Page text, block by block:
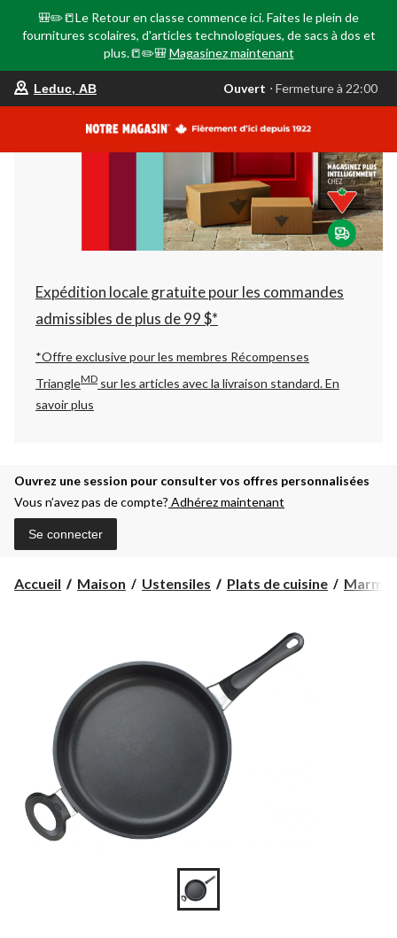
🎒✏️📒Le Retour en classe commence ici. Faites le plein de
fournitures scolaires, d'articles technologiques, de sacs à dos et
plus.📒✏️🎒 Magasinez maintenant
votre
est
AB,
Ouvert,
Fermeture
à
22:00
changer
Leduc, AB Ouvert ⋅ Fermeture à 22:00
Expédition locale gratuite pour les commandes
admissibles de plus de 99 $*
*Offre exclusive pour les membres Récompenses
TriangleMD sur les articles avec la livraison standard.En
savoir plus
Ouvrez une session pour consulter vos offres personnalisées
Vous n’avez pas de compte? Adhérez maintenant
Se connecter
Accueil Maison Ustensiles Plats de cuisine